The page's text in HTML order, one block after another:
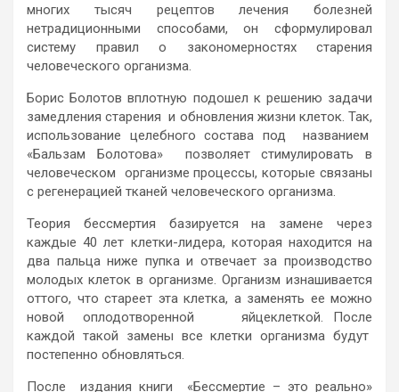
многих тысяч рецептов лечения болезней
нетрадиционными способами, он сформулировал
систему правил о закономерностях старения
человеческого организма.
Борис Болотов вплотную подошел к решению задачи
замедления старения и обновления жизни клеток. Так,
использование целебного состава под названием
«Бальзам Болотова» позволяет стимулировать в
человеческом организме процессы, которые связаны
с регенерацией тканей человеческого организма.
Теория бессмертия базируется на замене через
каждые 40 лет клетки-лидера, которая находится на
два пальца ниже пупка и отвечает за производство
молодых клеток в организме. Организм изнашивается
оттого, что стареет эта клетка, а заменять ее можно
новой оплодотворенной яйцеклеткой. После
каждой такой замены все клетки организма будут
постепенно обновляться.
После издания книги «Бессмертие – это реально»